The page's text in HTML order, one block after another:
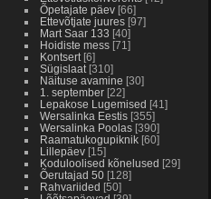
Õpetajate päev [66]
Ettevõtjate juures [97]
Mart Saar 133 [40]
Hoidiste mess [71]
Kontsert [6]
Sügislaat [310]
Näituse avamine [30]
1. september [22]
Lepakose Lugemised [41]
Wersalinka Eestis [355]
Wersalinka Poolas [390]
Raamatukogupiknik [60]
Lillepäev [15]
Koduloolised kõnelused [29]
Õerutajad 50 [128]
Rahvariided [50]